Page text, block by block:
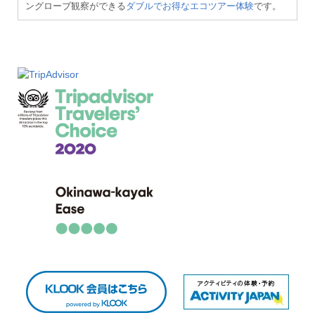
ングローブ観察ができるダブルでお得なエコツアー体験です。